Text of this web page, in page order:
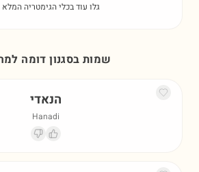
גלו עוד בכלי הגימטריה
שמות בסגנון דומה ל
הנאדי
Hanadi